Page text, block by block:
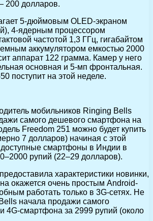
200 долларов.
5-дюймовым OLED-экраном
4-ядерным процессором
частотой 1,3 ГГц, гигабайтом
аккумулятором емкостью 2000
аппарат 122 грамма. Камер у него
основная и 5-мп фронтальная.
поступит на этой неделе.
мобильников Ringing Bells
самого дешевого смартфона на
Freedom 251 можно будет купить
7 долларов) начиная с этой
смартфоны в Индии в
рупий (22–29 долларов).
характеристики новинки,
окажется очень простым Android-
работать только в 3G-сетях. Не
начала продажи самого
4G-смартфона за 2999 рупий (около